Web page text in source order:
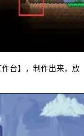
台】，制作出来，放